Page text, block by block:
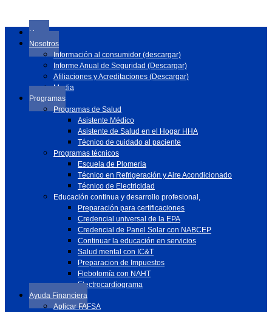
Home
Nosotros
Información al consumidor (descargar)
Informe Anual de Seguridad (Descargar)
Afiliaciones y Acreditaciones (Descargar)
Media
Programas
Programas de Salud
Asistente Médico
Asistente de Salud en el Hogar HHA
Técnico de cuidado al paciente
Programas técnicos
Escuela de Plomeria
Técnico en Refrigeración y Aire Acondicionado
Técnico de Electricidad
Educación continua y desarrollo profesional,
Preparación para certificaciones
Credencial universal de la EPA
Credencial de Panel Solar con NABCEP
Continuar la educación en servicios
Salud mental con IC&T
Preparacion de Impuestos
Flebotomía con NAHT
Electrocardiograma
Ayuda Financiera
Aplicar FAFSA